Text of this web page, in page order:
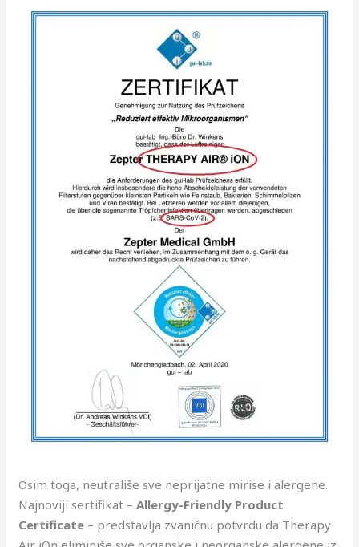
Osim toga, neutrališe sve neprijatne mirise i alergene.
Najnoviji sertifikat – Allergy-Friendly Product
Certificate – predstavlja zvaničnu potvrdu da Therapy